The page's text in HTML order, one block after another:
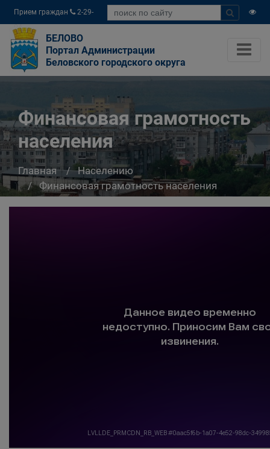
Прием граждан
2-29-
04
БЕЛОВО
Портал Администрации
Беловского городского округа
Финансовая грамотность
населения
Главная
Населению
Финансовая грамотность населения